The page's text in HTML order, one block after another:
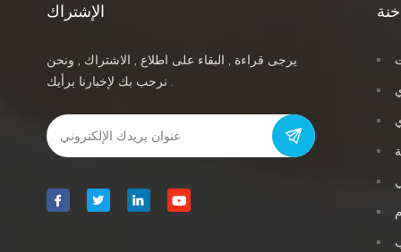
الإشتراك
يرجى قراءة , البقاء على اطلاع , الاشتراك , ونحن
نرحب بك لإخبارنا برأيك .